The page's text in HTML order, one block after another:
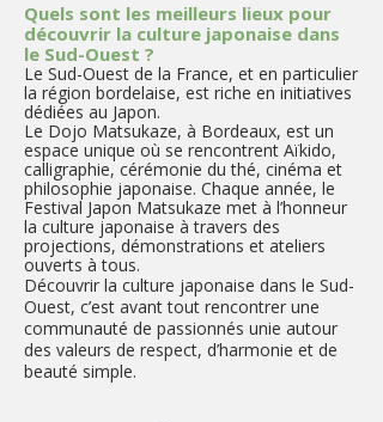
Quels sont les meilleurs lieux pour
découvrir la culture japonaise dans
le Sud-Ouest ?
​Le Sud-Ouest de la France, et en particulier
la région bordelaise, est riche en initiatives
dédiées au Japon.
Le Dojo Matsukaze, à Bordeaux, est un
espace unique où se rencontrent Aïkido,
calligraphie, cérémonie du thé, cinéma et
philosophie japonaise. Chaque année, le
Festival Japon Matsukaze met à l’honneur
la culture japonaise à travers des
projections, démonstrations et ateliers
ouverts à tous.
Découvrir la culture japonaise dans le Sud-
Ouest, c’est avant tout rencontrer une
communauté de passionnés unie autour
des valeurs de respect, d’harmonie et de
beauté simple.